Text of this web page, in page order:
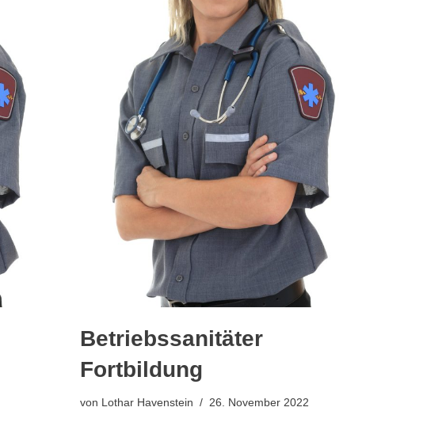
Betriebssanitäter
Fortbildung
von Lothar Havenstein 26. November 2022